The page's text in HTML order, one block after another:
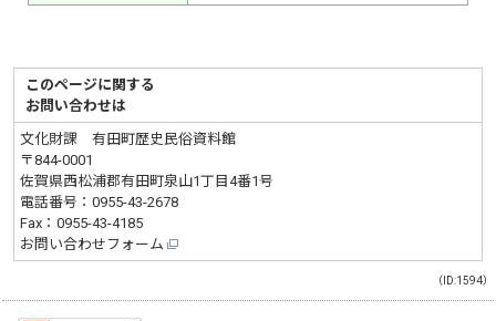
このページに関する
お問い合わせは
文化財課 有田町歴史民俗資料館
〒844-0001
佐賀県西松浦郡有田町泉山1丁目4番1号
電話番号：0955-43-2678
Fax：0955-43-4185
お問い合わせフォーム
（ID:1594）